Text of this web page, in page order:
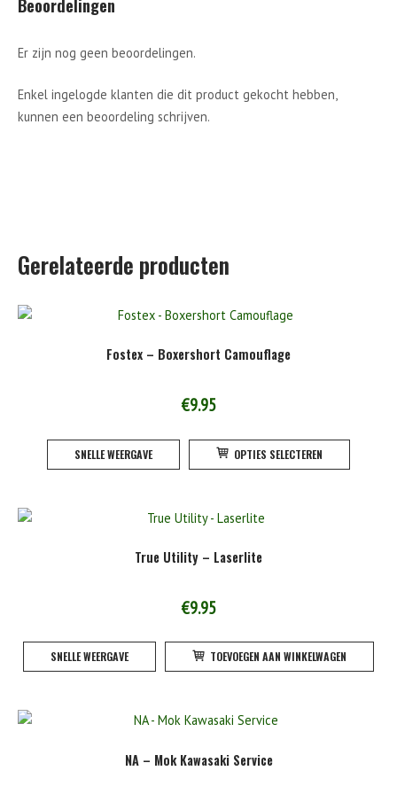
Beoordelingen
Er zijn nog geen beoordelingen.
Enkel ingelogde klanten die dit product gekocht hebben,
kunnen een beoordeling schrijven.
Gerelateerde producten
Fostex – Boxershort Camouflage
€9.95
SNELLE WEERGAVE OPTIES SELECTEREN
op
True Utility – Laserlite
€9.95
SNELLE WEERGAVE TOEVOEGEN AAN WINKELWAGEN
NA – Mok Kawasaki Service